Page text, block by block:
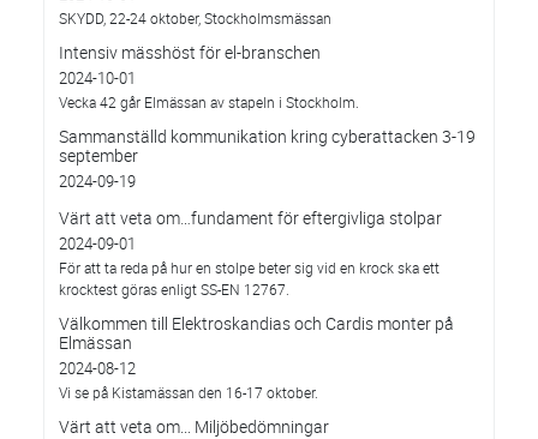
SKYDD, 22-24 oktober, Stockholmsmässan
Intensiv mässhöst för el-branschen
2024-10-01
Vecka 42 går Elmässan av stapeln i Stockholm.
Sammanställd kommunikation kring cyberattacken 3-19
september
2024-09-19
Värt att veta om…fundament för eftergivliga stolpar
2024-09-01
För att ta reda på hur en stolpe beter sig vid en krock ska ett
krocktest göras enligt SS-EN 12767.
Välkommen till Elektroskandias och Cardis monter på
Elmässan
2024-08-12
Vi se på Kistamässan den 16-17 oktober.
Värt att veta om... Miljöbedömningar